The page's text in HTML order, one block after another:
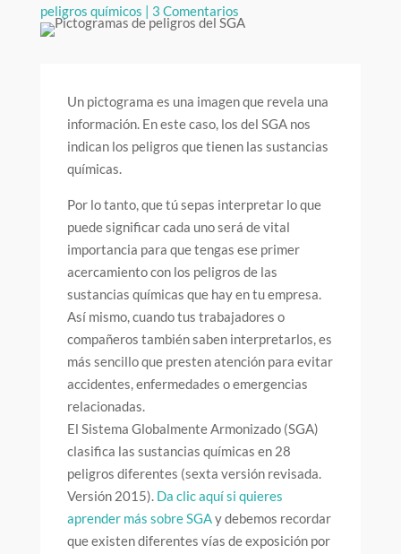
peligros químicos | 3 Comentarios
Un pictograma es una imagen que revela una
información. En este caso, los del SGA nos
indican los peligros que tienen las sustancias
químicas.
Por lo tanto, que tú sepas interpretar lo que
puede significar cada uno será de vital
importancia para que tengas ese primer
acercamiento con los peligros de las
sustancias químicas que hay en tu empresa.
Así mismo, cuando tus trabajadores o
compañeros también saben interpretarlos, es
más sencillo que presten atención para evitar
accidentes, enfermedades o emergencias
relacionadas.
El Sistema Globalmente Armonizado (SGA)
clasifica las sustancias químicas en 28
peligros diferentes (sexta versión revisada.
Versión 2015). Da clic aquí si quieres
aprender más sobre SGAy debemos recordar
que existen diferentes vías de exposición por